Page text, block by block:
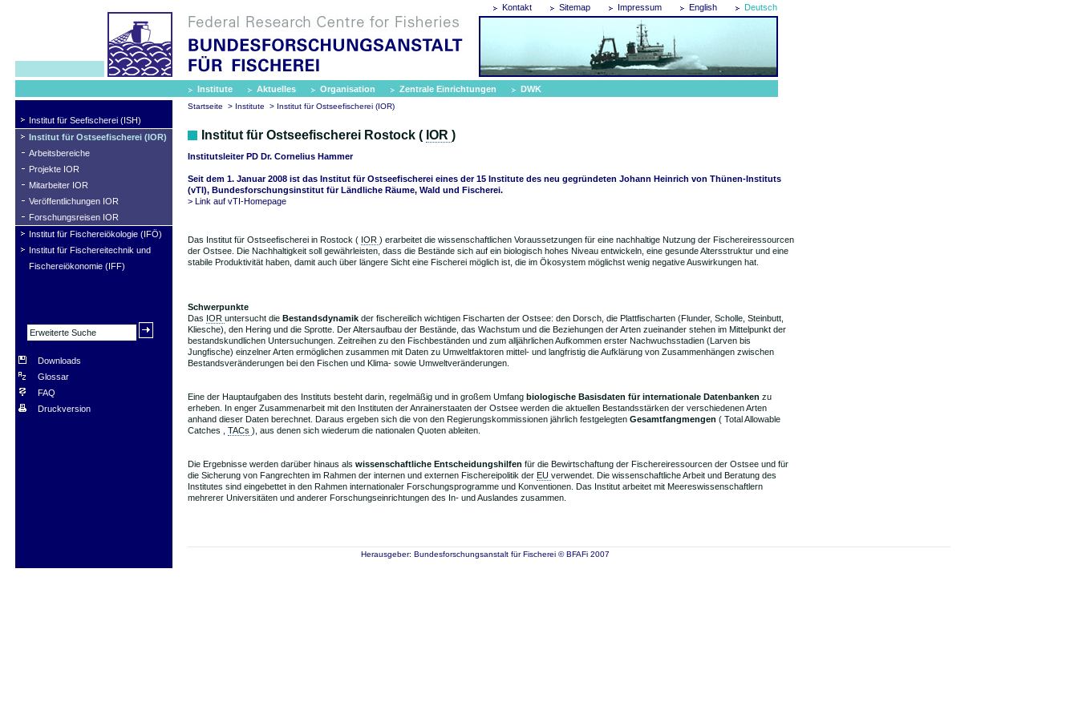
Kontakt Sitemap Impressum English Deutsch
Institute Aktuelles Organisation Zentrale Einrichtungen DWK
Institut für Seefischerei (ISH)
Institut für Ostseefischerei (IOR)
Arbeitsbereiche
Projekte IOR
Mitarbeiter IOR
Veröffentlichungen IOR
Forschungsreisen IOR
Institut für Fischereiökologie (IFÖ)
Institut für Fischereitechnik und
Fischereiökonomie (IFF)
Downloads
Glossar
FAQ
Druckversion
Startseite > Institute > Institut für Ostseefischerei (IOR)
Institut für Ostseefischerei Rostock ( IOR )
Institutsleiter PD Dr. Cornelius Hammer
Seit dem 1. Januar 2008 ist das Institut für Ostseefischerei eines der 15 Institute des neu gegründeten Johann Heinrich von Thünen-Instituts
(vTI), Bundesforschungsinstitut für Ländliche Räume, Wald und Fischerei.
> Link auf vTI-Homepage
Das Institut für Ostseefischerei in Rostock ( IOR ) erarbeitet die wissenschaftlichen Voraussetzungen für eine nachhaltige Nutzung der Fischereiressourcen
der Ostsee. Die Nachhaltigkeit soll gewährleisten, dass die Bestände sich auf ein biologisch hohes Niveau entwickeln, eine gesunde Altersstruktur und eine
stabile Produktivität haben, damit auch über längere Sicht eine Fischerei möglich ist, die im Ökosystem möglichst wenig negative Auswirkungen hat.
Schwerpunkte
Das IOR untersucht die Bestandsdynamik der fischereilich wichtigen Fischarten der Ostsee: den Dorsch, die Plattfischarten (Flunder, Scholle, Steinbutt,
Kliesche), den Hering und die Sprotte. Der Altersaufbau der Bestände, das Wachstum und die Beziehungen der Arten zueinander stehen im Mittelpunkt der
bestandskundlichen Untersuchungen. Zeitreihen zu den Fischbeständen und zum alljährlichen Aufkommen erster Nachwuchsstadien (Larven bis
Jungfische) einzelner Arten ermöglichen zusammen mit Daten zu Umweltfaktoren mittel- und langfristig die Aufklärung von Zusammenhängen zwischen
Bestandsveränderungen bei den Fischen und Klima- sowie Umweltveränderungen.
Eine der Hauptaufgaben des Instituts besteht darin, regelmäßig und in großem Umfang biologische Basisdaten für internationale Datenbanken zu
erheben. In enger Zusammenarbeit mit den Instituten der Anrainerstaaten der Ostsee werden die aktuellen Bestandsstärken der verschiedenen Arten
anhand dieser Daten berechnet. Daraus ergeben sich die von den Regierungskommissionen jährlich festgelegten Gesamtfangmengen ( Total Allowable
Catches
TACs ), aus denen sich wiederum die nationalen Quoten ableiten.
Die Ergebnisse werden darüber hinaus als wissenschaftliche Entscheidungshilfen für die Bewirtschaftung der Fischereiressourcen der Ostsee und für
die Sicherung von Fangrechten im Rahmen der internen und externen Fischereipolitik der EU verwendet. Die wissenschaftliche Arbeit und Beratung des
Institutes sind eingebettet in den Rahmen internationaler Forschungsprogramme und Konventionen. Das Institut arbeitet mit Meereswissenschaftlern
mehrerer Universitäten und anderer Forschungseinrichtungen des In- und Auslandes zusammen.
Herausgeber: Bundesforschungsanstalt für Fischerei © BFAFi 2007